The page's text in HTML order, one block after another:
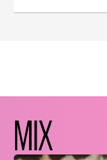
MIX